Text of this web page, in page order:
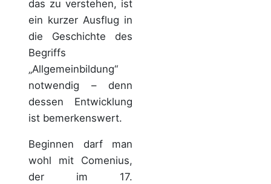
das zu verstehen, ist
ein kurzer Ausflug in
die Geschichte des
Begriffs
„Allgemeinbildung“
notwendig – denn
dessen Entwicklung
ist bemerkenswert.
Beginnen darf man
wohl mit Comenius,
der im 17.